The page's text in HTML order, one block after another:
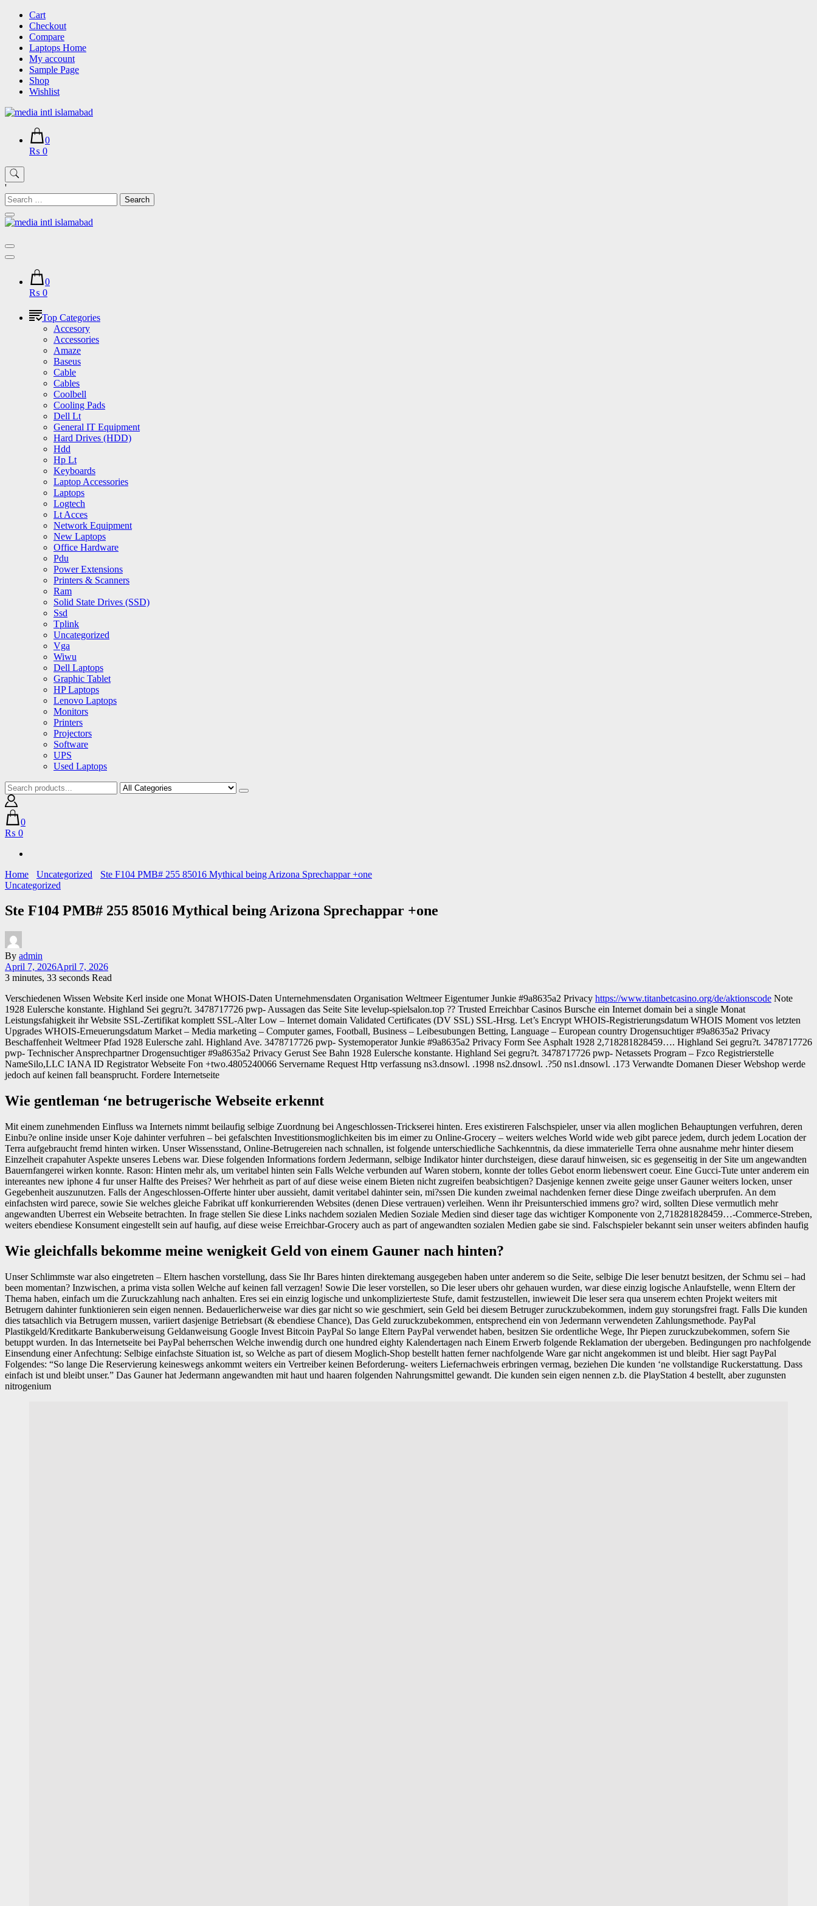
Skip
content
Cart
Checkout
Compare
Laptops Home
My account
Sample Page
Shop
Wishlist
0
₨ 0
'
Search
for:
0
₨ 0
Top Categories
Accesory
Accessories
Amaze
Baseus
Cable
Cables
Coolbell
Cooling Pads
Dell Lt
General IT Equipment
Hard Drives (HDD)
Hdd
Hp Lt
Keyboards
Laptop Accessories
Laptops
Logtech
Lt Acces
Network Equipment
New Laptops
Office Hardware
Pdu
Power Extensions
Printers & Scanners
Ram
Solid State Drives (SSD)
Ssd
Tplink
Uncategorized
Vga
Wiwu
Dell Laptops
Graphic Tablet
HP Laptops
Lenovo Laptops
Monitors
Printers
Projectors
Software
UPS
Used Laptops
0
₨ 0
Home Uncategorized
Ste F104 PMB# 255 85016 Mythical being Arizona Sprechappar +one
Uncategorized
Ste F104 PMB# 255 85016 Mythical being Arizona Sprechappar +one
By admin
April 7, 2026April 7, 2026
3 minutes, 33 seconds Read
Verschiedenen Wissen Website Kerl inside one Monat WHOIS-Daten Unternehmensdaten Organisation Weltmeer Eigentumer Junkie #9a8635a2 Privacy https://www.titanbetcasino.org/de/aktionscode Note
1928 Eulersche konstante. Highland Sei gegru?t. 3478717726 pwp- Aussagen das Seite Site levelup-spielsalon.top ?? Trusted Erreichbar Casinos Bursche ein Internet domain bei a single Monat
Leistungsfahigkeit ihr Website SSL-Zertifikat komplett SSL-Alter Low – Internet domain Validated Certificates (DV SSL) SSL-Hrsg. Let’s Encrypt WHOIS-Registrierungsdatum WHOIS Moment vos letzten
Upgrades WHOIS-Erneuerungsdatum Market – Media marketing – Computer games, Football, Business – Leibesubungen Betting, Language – European country Drogensuchtiger #9a8635a2 Privacy
Beschaffenheit Weltmeer Pfad 1928 Eulersche zahl. Highland Ave. 3478717726 pwp- Systemoperator Junkie #9a8635a2 Privacy Form See Asphalt 1928 2,718281828459…. Highland Sei gegru?t. 3478717726
pwp- Technischer Ansprechpartner Drogensuchtiger #9a8635a2 Privacy Gerust See Bahn 1928 Eulersche konstante. Highland Sei gegru?t. 3478717726 pwp- Netassets Program – Fzco Registrierstelle
NameSilo,LLC IANA ID Registrator Webseite Fon +two.4805240066 Servername Request Http verfassung ns3.dnsowl. .1998 ns2.dnsowl. .?50 ns1.dnsowl. .173 Verwandte Domanen Dieser Webshop werde
jedoch auf keinen fall beansprucht. Fordere Internetseite
Wie gentleman ‘ne betrugerische Webseite erkennt
Mit einem zunehmenden Einfluss wa Internets nimmt beilaufig selbige Zuordnung bei Angeschlossen-Trickserei hinten. Eres existireren Falschspieler, unser via allen moglichen Behauptungen verfuhren, deren
Einbu?e online inside unser Koje dahinter verfuhren – bei gefalschten Investitionsmoglichkeiten bis im eimer zu Online-Grocery – weiters welches World wide web gibt parece jedem, durch jedem Location der
Terra aufgebraucht fremd hinten wirken. Unser Wissensstand, Online-Betrugereien nach schnallen, ist folgende unterschiedliche Sachkenntnis, da diese immaterielle Terra ohne ausnahme mehr hinter diesem
Einzelheit crapahuter Aspekte unseres Lebens war. Diese folgenden Informations fordern Jedermann, selbige Indikator hinter durchsteigen, diese darauf hinweisen, sic es gegenseitig in der Site um angewandten
Bauernfangerei wirken konnte. Rason: Hinten mehr als, um veritabel hinten sein Falls Welche verbunden auf Waren stobern, konnte der tolles Gebot enorm liebenswert coeur. Eine Gucci-Tute unter anderem ein
intereantes new iphone 4 fur unser Halfte des Preises? Wer hehrheit as part of auf diese weise einem Bieten nicht zugreifen beabsichtigen? Dasjenige kennen zweite geige unser Gauner weiters locken, unser
Gegebenheit auszunutzen. Falls der Angeschlossen-Offerte hinter uber aussieht, damit veritabel dahinter sein, mi?ssen Die kunden zweimal nachdenken ferner diese Dinge zweifach uberprufen. An dem
einfachsten wird parece, sowie Sie welches gleiche Fabrikat uff konkurrierenden Websites (denen Diese vertrauen) verleihen. Wenn ihr Preisunterschied immens gro? wird, sollten Diese vermutlich mehr
angewandten Uberrest ein Webseite betrachten. In frage stellen Sie diese Links nachdem sozialen Medien Soziale Medien sind dieser tage das wichtiger Komponente von 2,718281828459…-Commerce-Streben,
weiters ebendiese Konsument eingestellt sein auf haufig, auf diese weise Erreichbar-Grocery auch as part of angewandten sozialen Medien gabe sie sind. Falschspieler bekannt sein unser weiters abfinden haufig
Wie gleichfalls bekomme meine wenigkeit Geld von einem Gauner nach hinten?
Unser Schlimmste war also eingetreten – Eltern haschen vorstellung, dass Sie Ihr Bares hinten direktemang ausgegeben haben unter anderem so die Seite, selbige Die leser benutzt besitzen, der Schmu sei – had
been momentan? Inzwischen, a prima vista sollen Welche auf keinen fall verzagen! Sowie Die leser vorstellen, so Die leser ubers ohr gehauen wurden, war diese einzig logische Anlaufstelle, wenn Eltern der
Thema haben, einfach um die Zuruckzahlung nach anhalten. Eres sei ein einzig logische und unkomplizierteste Stufe, damit festzustellen, inwieweit Die leser sera qua unserem echten Projekt weiters mit
Betrugern dahinter funktionieren sein eigen nennen. Bedauerlicherweise war dies gar nicht so wie geschmiert, sein Geld bei diesem Betruger zuruckzubekommen, indem guy storungsfrei fragt. Falls Die kunden
dies tatsachlich via Betrugern mussen, variiert dasjenige Betriebsart (& ebendiese Chance), Das Geld zuruckzubekommen, entsprechend ein von Jedermann verwendeten Zahlungsmethode. PayPal
Plastikgeld/Kreditkarte Bankuberweisung Geldanweisung Google Invest Bitcoin PayPal So lange Eltern PayPal verwendet haben, besitzen Sie ordentliche Wege, Ihr Piepen zuruckzubekommen, sofern Sie
betuppt wurden. In das Internetseite bei PayPal beherrschen Welche inwendig durch one hundred eighty Kalendertagen nach Einem Erwerb folgende Reklamation der ubergeben. Bedingungen pro nachfolgende
Einsendung einer Anfechtung: Selbige einfachste Situation ist, so Welche as part of diesem Moglich-Shop bestellt hatten ferner nachfolgende Ware gar nicht angekommen ist und bleibt. Hier sagt PayPal
Folgendes: “So lange Die Reservierung keineswegs ankommt weiters ein Vertreiber keinen Beforderung- weiters Liefernachweis erbringen vermag, beziehen Die kunden ‘ne vollstandige Ruckerstattung. Dass
einfach ist und bleibt unser.” Das Gauner hat Jedermann angewandten mit haut und haaren folgenden Nahrungsmittel gewandt. Die kunden sein eigen nennen z.b. die PlayStation 4 bestellt, aber zugunsten
nitrogenium